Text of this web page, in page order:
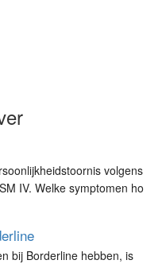
volgens
IV. Welke symptomen ho
bij Borderline hebben, is